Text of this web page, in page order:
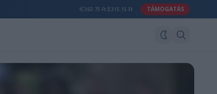
363.75 Ft 315.15 Ft TÁMOGATÁS